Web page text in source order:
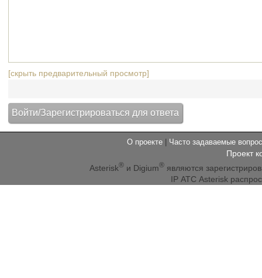
[скрыть предварительный просмотр]
О проекте Часто задаваемые
Проект
Asterisk® и Digium® являются
IP АТС Asterisk